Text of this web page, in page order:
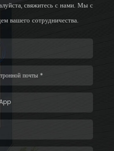
свяжитесь с нами. Мы с
вашего сотрудничества.